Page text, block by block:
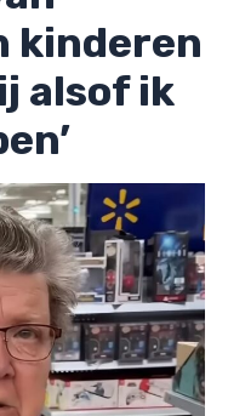
kinderen
alsof ik